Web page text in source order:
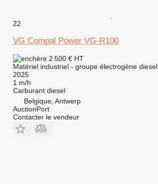
22
VG Compal Power VG-R100
2 500 € HT
Matériel industriel - groupe électrogène diesel
2025
1 m/h
Carburant diesel
Belgique, Antwerp
AuctionPort
Contacter le vendeur